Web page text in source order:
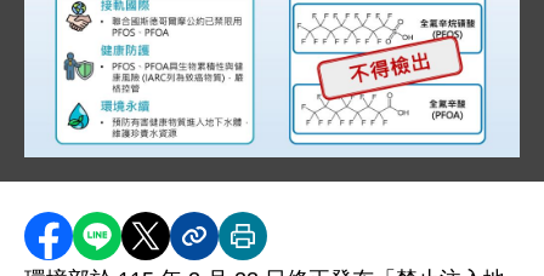
分享至 Facebook
分享到 LINE
分享到 X分享內容連結
列印本頁